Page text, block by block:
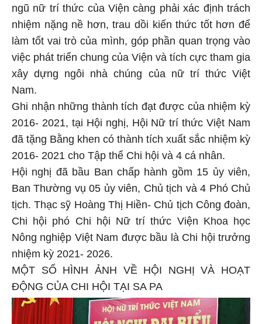
ngũ nữ trí thức của Viện càng phải xác định trách
nhiệm nặng nề hơn, trau dồi kiến thức tốt hơn để
làm tốt vai trò của mình, góp phần quan trọng vào
việc phát triển chung của Viện và tích cực tham gia
xây dựng ngôi nhà chúng của nữ trí thức Việt
Nam.
Ghi nhận những thành tích đạt được của nhiệm kỳ
2016- 2021, tại Hội nghị, Hội Nữ trí thức Việt Nam
đã tặng Bằng khen có thành tích xuất sắc nhiệm kỳ
2016- 2021 cho Tập thể Chi hội và 4 cá nhân.
Hội nghị đã bầu Ban chấp hành gồm 15 ủy viên,
Ban Thường vụ 05 ủy viên, Chủ tịch và 4 Phó Chủ
tịch. Thạc sỹ Hoàng Thị Hiền- Chủ tịch Công đoàn,
Chi hội phó Chi hội Nữ trí thức Viện Khoa học
Nông nghiệp Việt Nam được bầu là Chi hội trưởng
nhiệm kỳ 2021- 2026.
MỘT SỐ HÌNH ẢNH VỀ HỘI NGHỊ VÀ HOẠT
ĐỘNG CỦA CHI HỘI TẠI SA PA